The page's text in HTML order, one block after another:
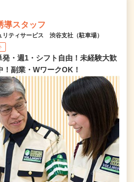
導スタッフ
リティサービス 渋谷支社（駐車場）
発・週1・シフト自由！未経験大歓
副業・WワークOK！